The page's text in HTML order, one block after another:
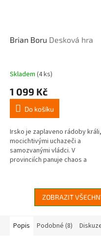
Brian Boru Desková hra
Skladem (4 ks)
1 099 Kč
Do košíku
Irsko je zaplaveno rádoby králi,
mocichtivými uchazeči a
samozvanými vládci. V
provinciích panuje chaos a
ZOBRAZIT
Popis Podobné (8)